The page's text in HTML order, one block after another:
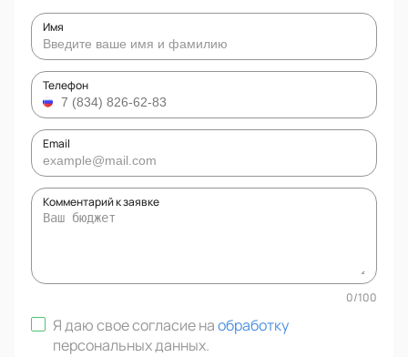
Имя
Телефон
Email
Комментарий к заявке
0/100
Я даю свое согласие наобработку
персональных данных.